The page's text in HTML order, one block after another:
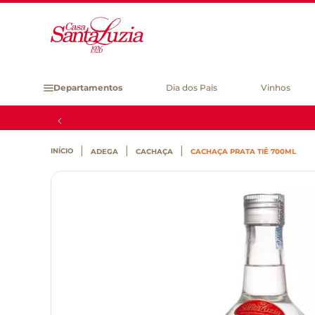
Departamentos Dia dos Pais Vinhos
ADEGA CACHAÇA CACHAÇA PRATA TIÊ 700ML